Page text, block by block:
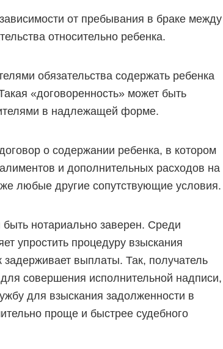
от пребывания в браке между
относительно ребенка.
обязательства содержать ребенка
«договоренность» может быть
в надлежащей форме.
о содержании ребенка, в котором
и дополнительных расходов на
любые другие сопутствующие условия.
нотариально заверен. Среди
упростить процедуру взыскания
выплаты. Так, получатель
совершения исполнительной надписи,
для взыскания задолженности в
проще и быстрее судебного